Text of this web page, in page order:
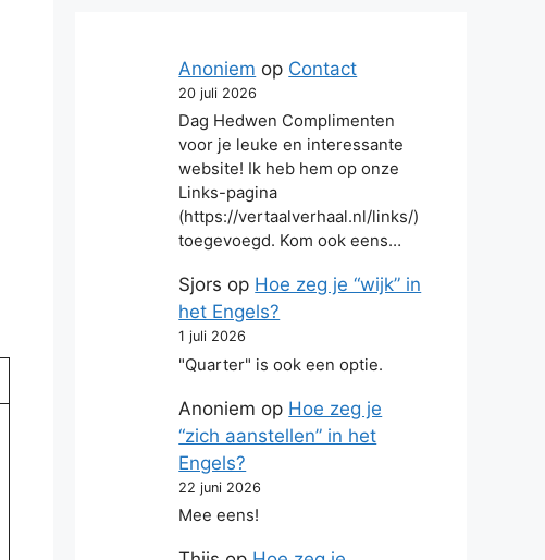
Anoniem op Contact
20 juli 2026
Dag Hedwen Complimenten
voor je leuke en interessante
website! Ik heb hem op onze
Links-pagina
(https://vertaalverhaal.nl/links/)
toegevoegd. Kom ook eens…
Sjors op Hoe zeg je “wijk” in
het Engels?
1 juli 2026
"Quarter" is ook een optie.
Anoniem op Hoe zeg je
“zich aanstellen” in het
Engels?
22 juni 2026
Mee eens!